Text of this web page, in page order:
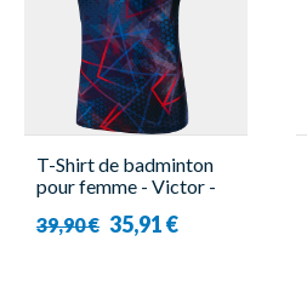
T-Shirt de badminton
pour femme - Victor -
39,90 € 35,91 €